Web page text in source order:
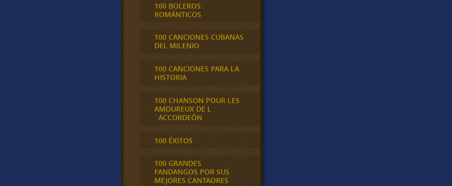
100 BOLEROS
ROMÁNTICOS
100 CANCIONES CUBANAS
DEL MILENIO
100 CANCIONES PARA LA
HISTORIA
100 CHANSON POUR LES
AMOUREUX DE L
´ACCORDEÓN
100 ÉXITOS
100 GRANDES
FANDANGOS POR SUS
MEJORES CANTAORES